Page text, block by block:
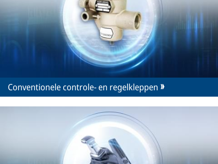
Conventionele controle- en regelkleppen